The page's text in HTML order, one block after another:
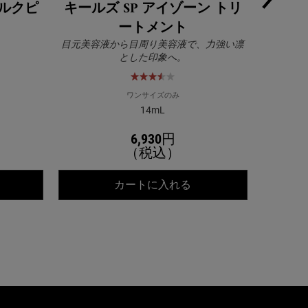
クピ
ルズ DS ライン ミルクピール トナー
キールズ SP アイゾーン トリ
ートメント
目元美容液から目周り美容液で、力強い凛
とした印象へ。
ワンサイズのみ
14mL
6,930円
（税込）
カートに入れる
キー